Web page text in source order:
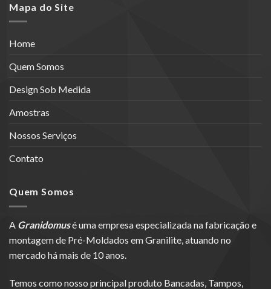
Mapa do Site
Home
Quem Somos
Design Sob Medida
Amostras
Nossos Serviços
Contato
Quem Somos
A Granidomusé uma empresa especializada na fabricação e
montagem de Pré-Moldados em Granilite, atuando no
mercado há mais de 10 anos.
Temos como nosso principal produto Bancadas, Tampos,